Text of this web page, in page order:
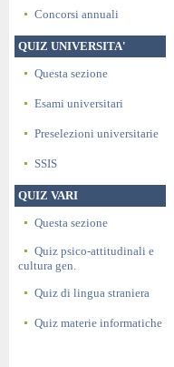
Concorsi annuali
QUIZ UNIVERSITA'
Questa sezione
Esami universitari
Preselezioni universitarie
SSIS
QUIZ VARI
Questa sezione
Quiz psico-attitudinali e
cultura gen.
Quiz di lingua straniera
Quiz materie informatiche